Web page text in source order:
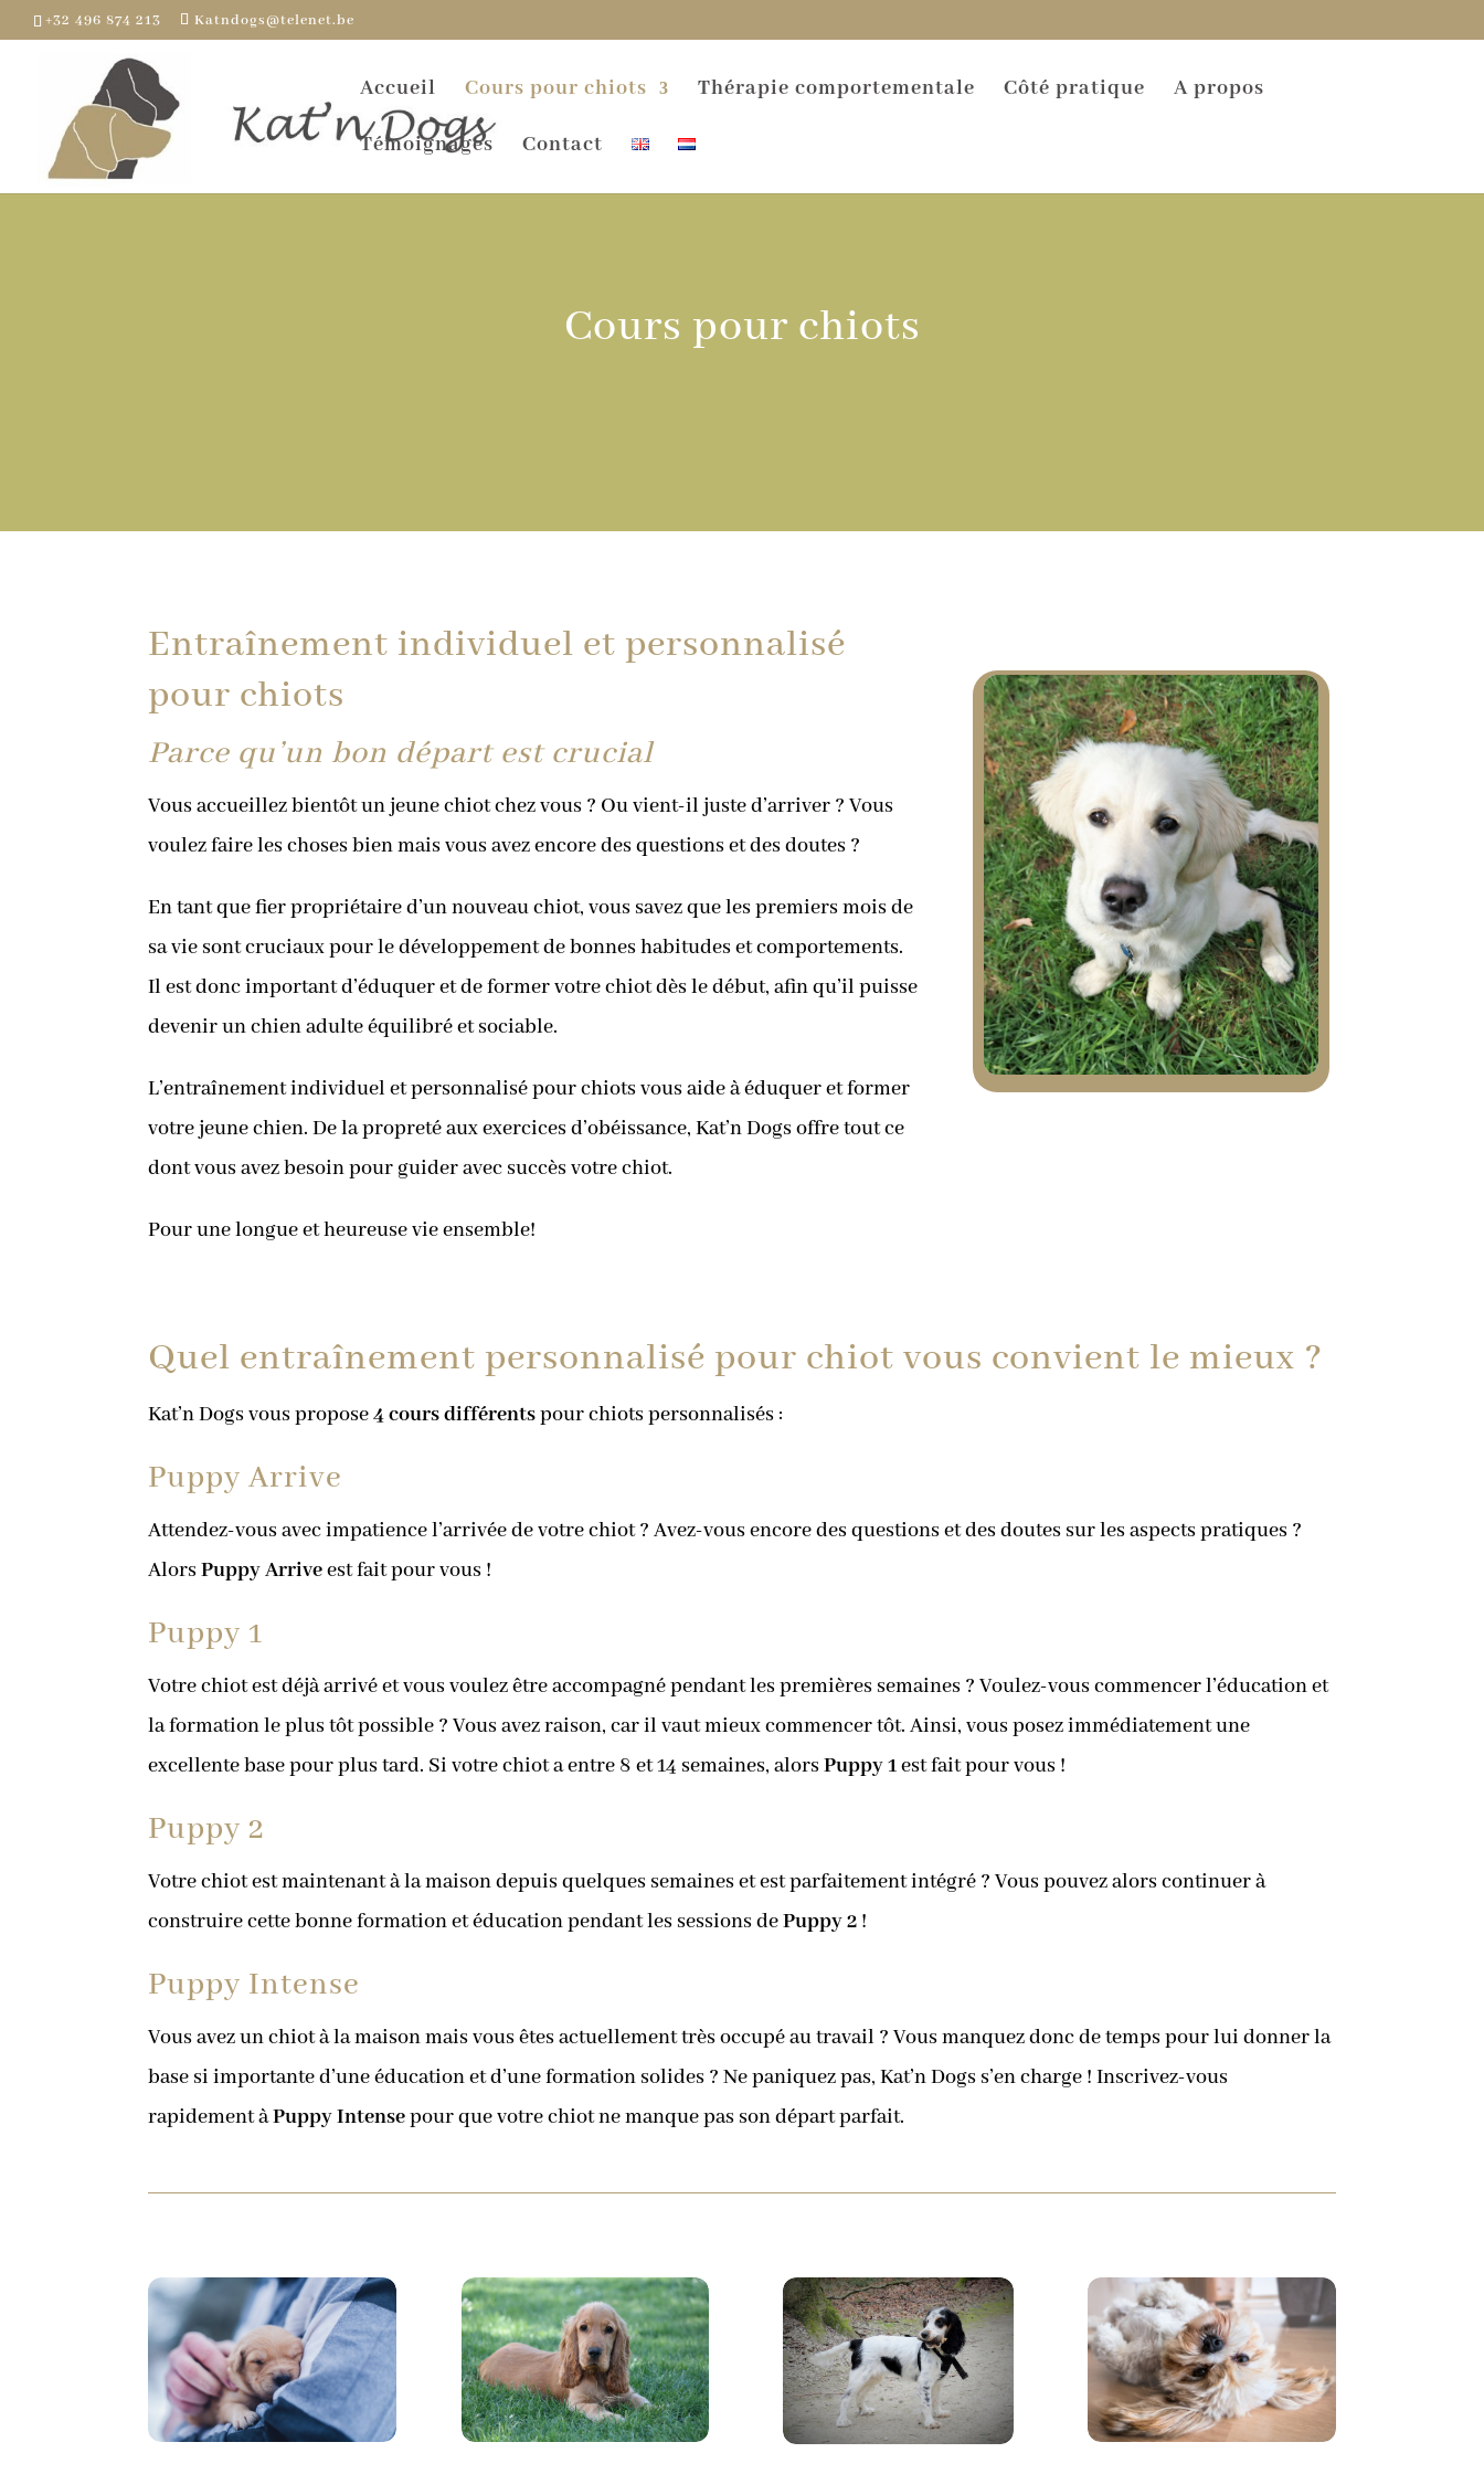
+32 496 874 213 Katndogs@telenet.be
Accueil Cours pour chiots Thérapie comportementale Côté pratique A propos
Témoignages Contact
Cours pour chiots
Entraînement individuel et personnalisé
pour chiots
Parce qu’un bon départ est crucial
Vous accueillez bientôt un jeune chiot chez vous ? Ou vient-il juste d’arriver ? Vous
voulez faire les choses bien mais vous avez encore des questions et des doutes ?
En tant que fier propriétaire d’un nouveau chiot, vous savez que les premiers mois de
sa vie sont cruciaux pour le développement de bonnes habitudes et comportements.
Il est donc important d’éduquer et de former votre chiot dès le début, afin qu’il puisse
devenir un chien adulte équilibré et sociable.
L’entraînement individuel et personnalisé pour chiots vous aide à éduquer et former
votre jeune chien. De la propreté aux exercices d’obéissance, Kat’n Dogs offre tout ce
dont vous avez besoin pour guider avec succès votre chiot.
Pour une longue et heureuse vie ensemble!
Quel entraînement personnalisé pour chiot vous convient le mieux ?
Kat’n Dogs vous propose4 cours différentspour chiots personnalisés :
Puppy Arrive
Attendez-vous avec impatience l’arrivée de votre chiot ? Avez-vous encore des questions et des doutes sur les aspects pratiques ?
AlorsPuppy Arriveest fait pour vous !
Puppy 1
Votre chiot est déjà arrivé et vous voulez être accompagné pendant les premières semaines ? Voulez-vous commencer l’éducation et
la formation le plus tôt possible ? Vous avez raison, car il vaut mieux commencer tôt. Ainsi, vous posez immédiatement une
excellente base pour plus tard. Si votre chiot a entre 8 et 14 semaines, alorsPuppy 1est fait pour vous !
Puppy 2
Votre chiot est maintenant à la maison depuis quelques semaines et est parfaitement intégré ? Vous pouvez alors continuer à
construire cette bonne formation et éducation pendant les sessions dePuppy 2 !
Puppy Intense
Vous avez un chiot à la maison mais vous êtes actuellement très occupé au travail ? Vous manquez donc de temps pour lui donner la
base si importante d’une éducation et d’une formation solides ? Ne paniquez pas, Kat’n Dogs s’en charge ! Inscrivez-vous
rapidement àPuppy Intensepour que votre chiot ne manque pas son départ parfait.